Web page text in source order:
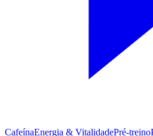
CafeínaEnergia & VitalidadePré-treino